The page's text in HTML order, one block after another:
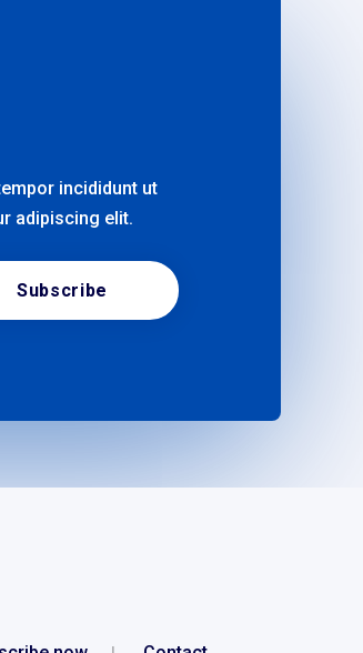
incididunt ut
adipiscing elit.
Subscribe